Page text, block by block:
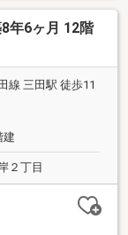
年6ヶ月 12階
線 三田駅 徒歩11
建
２丁目